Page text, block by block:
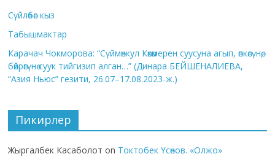
Сүйлөбөс кыз
Табышмактар
Карачач Чокморова: “Сүймөнкул Көкөмерен суусуна агып, өпкөсүнө,
бөйрөгүнө суук тийгизип алган…” (Динара БЕЙШЕНАЛИЕВА,
“Азия Ньюс” гезити, 26.07–17.08.2023-ж.)
Пикирлер
Жыргалбек Касаболот on Токтобек Үсөнов. «Олжо»